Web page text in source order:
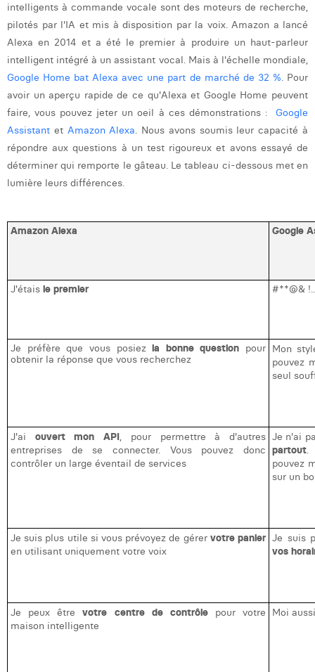
Victor Hayot
William Rezette
Yaël Vanhoe
intelligents à commande vocale sont des moteurs de recherche,
pilotés par l'IA et mis à disposition par la voix. Amazon a lancé
Alexa en 2014 et a été le premier à produire un haut-parleur
intelligent intégré à un assistant vocal. Mais à l'échelle mondiale,
Google Home bat Alexa avec une part de marché de 32 %. Pour
avoir un aperçu rapide de ce qu'Alexa et Google Home peuvent
faire, vous pouvez jeter un oeil à ces démonstrations : Google
Assistant et Amazon Alexa. Nous avons soumis leur capacité à
répondre aux questions à un test rigoureux et avons essayé de
déterminer qui remporte le gâteau. Le tableau ci-dessous met en
lumière leurs différences.
Amazon Alexa Google
J'étais le premier #**@&
Je préfère que vous posiezla bonne question pour
obtenir la réponse que vous recherchez
Mon
pouvez
seul
J'ai ouvert mon API, pour permettre à d'autres
entreprises de se connecter. Vous pouvez donc
contrôler un large éventail de services
Je n'ai
partout.
pouvez
sur un
Je suis plus utile si vous prévoyez de gérer votre panier
en utilisant uniquement votre voix
Je suis
vos
Je peux êtrevotre centre de contrôle pour votre
maison intelligente
Moi